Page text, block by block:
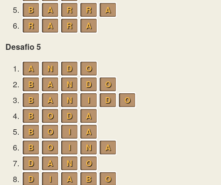
5.
B A R R
A
6.
R A R
A
Desafio 5
1.
A N D
O
2.
B A N D
O
3.
B A N I D
O
4.
B O D
A
5.
B O I
A
6.
B O I N
A
7.
D A N
O
8.
D I A B
O